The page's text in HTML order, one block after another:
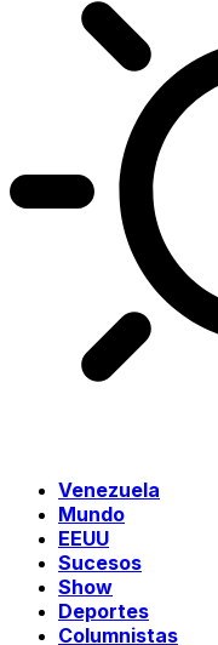
Venezuela
Mundo
EEUU
Sucesos
Show
Deportes
Columnistas